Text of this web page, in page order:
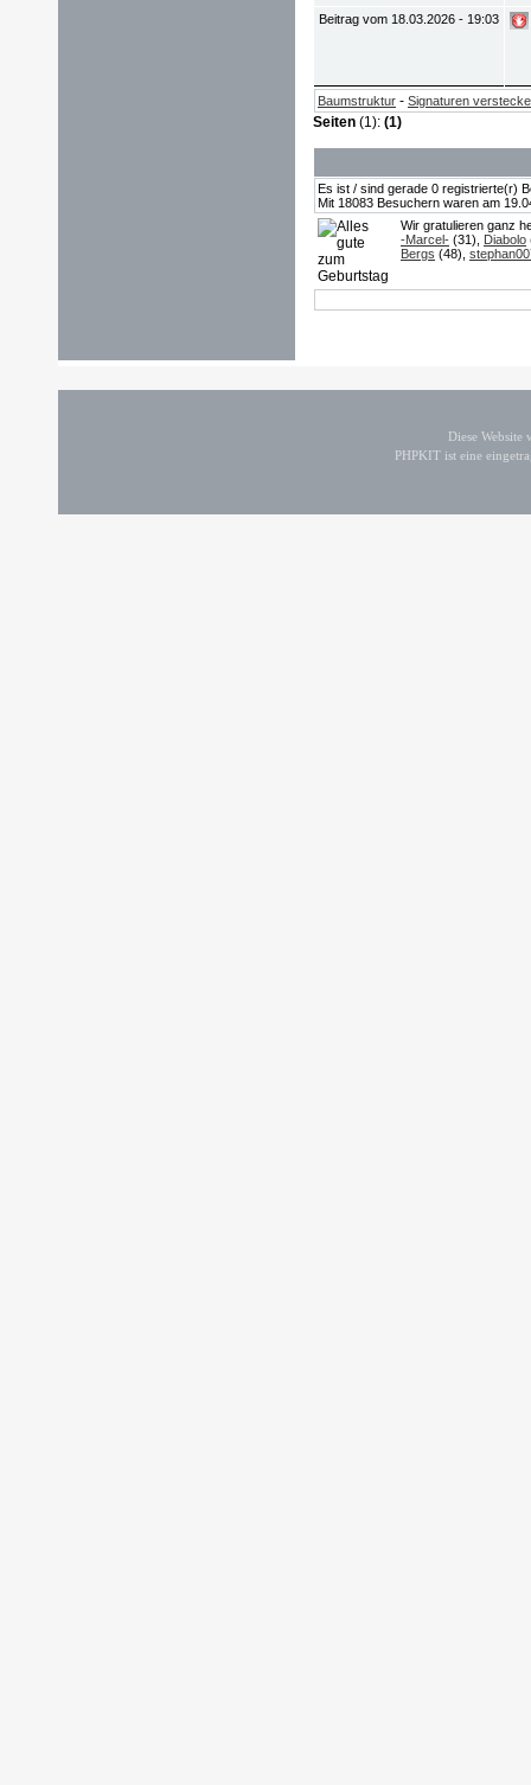
Beitrag vom 18.03.2026 - 19:03
Baumstruktur - Signaturen
Seiten (1): (1)
Es ist / sind gerade 0 registrierte(r)
Mit 18083 Besuchern waren am
Wir gratulieren ganz
-Marcel- (31), Diabolo
Bergs (48),
Diese
PHPKIT ist eine